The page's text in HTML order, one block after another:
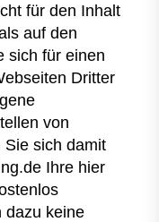
für den Inhalt
auf den
sich für einen
Dritter
von
Sie sich damit
Ihre hier
dazu keine